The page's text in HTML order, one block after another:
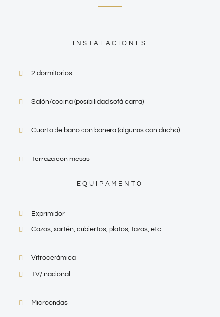
INSTALACIONES
2 dormitorios
Salón/cocina (posibilidad sofá cama)
Cuarto de baño con bañera (algunos con ducha)
Terraza con mesas
EQUIPAMENTO
Exprimidor
Cazos, sartén, cubiertos, platos, tazas, etc.…
Vitrocerámica
TV/ nacional
Microondas